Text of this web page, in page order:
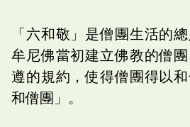
「六和敬」是僧團生活的
牟尼佛當初建立佛教的僧
遵的規約，使得僧團得以
和僧團」。